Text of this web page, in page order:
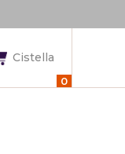
Cistella
0